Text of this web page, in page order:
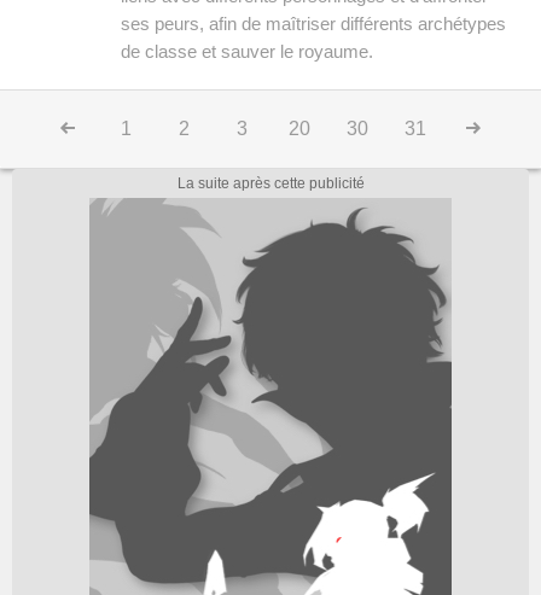
ses peurs, afin de maîtriser différents archétypes
de classe et sauver le royaume.
1 2 3 20 30 31